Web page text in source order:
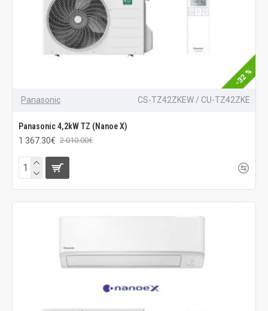
-32 %
Panasonic CS-TZ42ZKEW / CU-TZ42ZKE
Panasonic 4,2kW TZ (Nanoe X)
1 367.30€ 2 010.00€